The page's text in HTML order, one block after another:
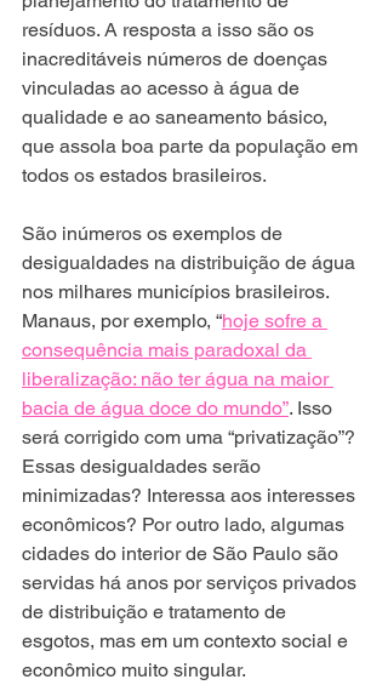
resíduos. A resposta a isso são os
inacreditáveis números de doenças
vinculadas ao acesso à água de
qualidade e ao saneamento básico,
que assola boa parte da população em
todos os estados brasileiros.
São inúmeros os exemplos de
desigualdades na distribuição de água
nos milhares municípios brasileiros.
Manaus, por exemplo, “hoje sofre a
consequência mais paradoxal da
liberalização: não ter água na maior
bacia de água doce do mundo”. Isso
será corrigido com uma “privatização”?
Essas desigualdades serão
minimizadas? Interessa aos interesses
econômicos? Por outro lado, algumas
cidades do interior de São Paulo são
servidas há anos por serviços privados
de distribuição e tratamento de
esgotos, mas em um contexto social e
econômico muito singular.